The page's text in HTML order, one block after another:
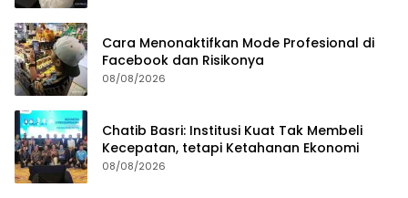
Cara Menonaktifkan Mode Profesional di
Facebook dan Risikonya
08/08/2026
Chatib Basri: Institusi Kuat Tak Membeli
Kecepatan, tetapi Ketahanan Ekonomi
08/08/2026